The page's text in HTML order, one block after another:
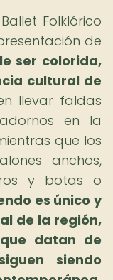
Folklórico
de
ser colorida,
cultural de
llevar faldas
en la
que los
anchos,
y botas o
es único y
de la región,
datan de
siendo